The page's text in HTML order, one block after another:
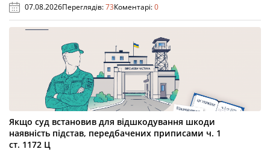
07.08.2026Переглядів:73Коментарі:0
Якщо суд встановив для відшкодування шкоди
наявність підстав, передбачених приписами ч. 1
ст. 1172 Ц